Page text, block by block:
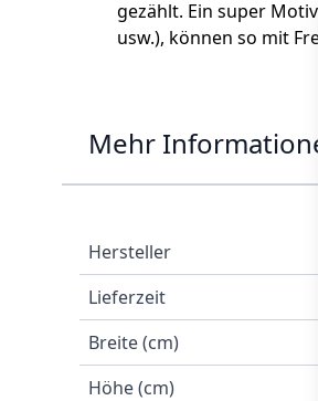
gezählt. Ein super
usw.), können so mit
Mehr Informationen
Hersteller
Lieferzeit
Breite (cm)
Höhe (cm)